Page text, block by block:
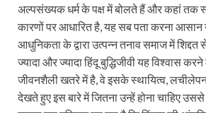
अल्पसंख्यक धर्म के पक्ष में बोलते हैं और कहां तक
कारणों पर आधारित है, यह सब पता करना आसान
आधुनिकता के द्वारा उत्पन्न तनाव समाज में
ज्यादा और ज्यादा हिंदू बुद्धिजीवी यह विश्वास
जीवनशैली खतरे में है, वे इसके स्थायित्व,
देखते हुए इस बारे में जितना उन्हें होना चाहिए